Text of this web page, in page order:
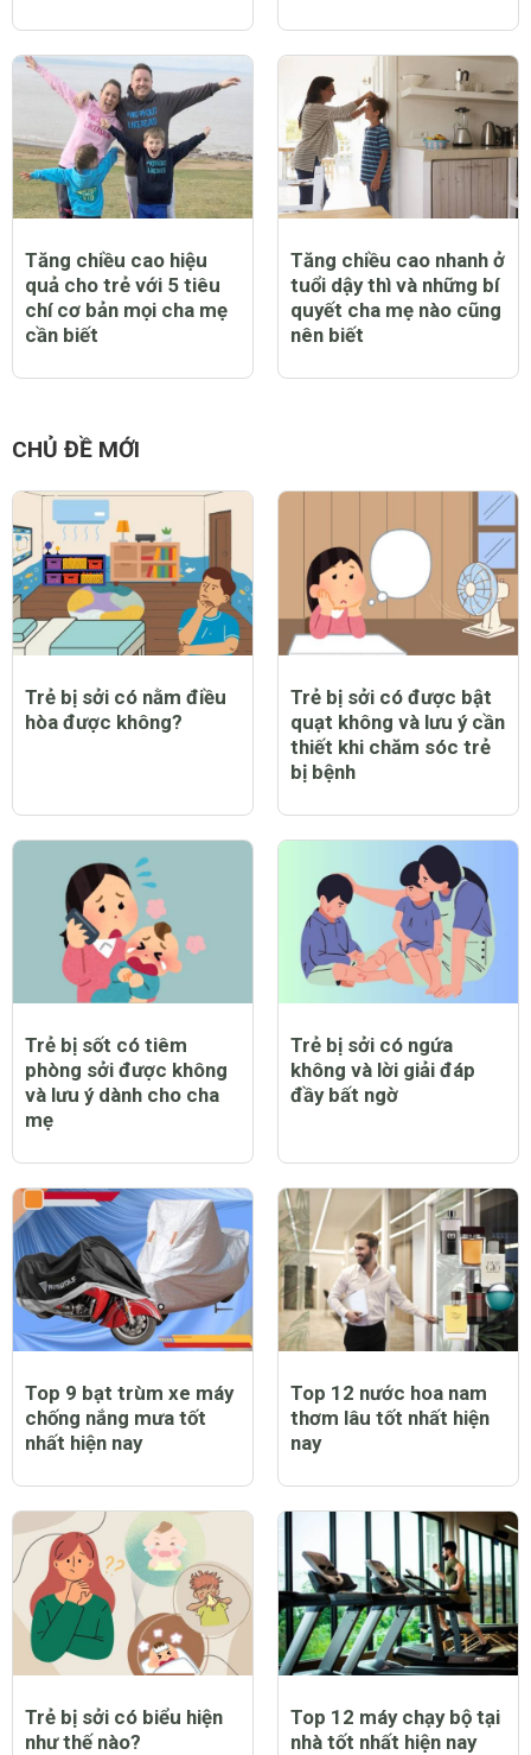
Tăng chiều cao hiệu
quả cho trẻ với 5 tiêu
chí cơ bản mọi cha mẹ
cần biết
Tăng chiều cao nhanh ở
tuổi dậy thì và những bí
quyết cha mẹ nào cũng
nên biết
CHỦ ĐỀ MỚI
Trẻ bị sởi có nằm điều
hòa được không?
Trẻ bị sởi có được bật
quạt không và lưu ý cần
thiết khi chăm sóc trẻ
bị bệnh
Trẻ bị sốt có tiêm
phòng sởi được không
và lưu ý dành cho cha
mẹ
Trẻ bị sởi có ngứa
không và lời giải đáp
đầy bất ngờ
Top 9 bạt trùm xe máy
chống nắng mưa tốt
nhất hiện nay
Top 12 nước hoa nam
thơm lâu tốt nhất hiện
nay
Trẻ bị sởi có biểu hiện
như thế nào?
Top 12 máy chạy bộ tại
nhà tốt nhất hiện nay